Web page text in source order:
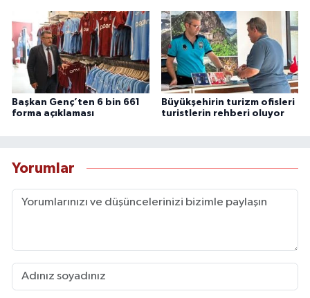
Başkan Genç’ten 6 bin 661
forma açıklaması
Büyükşehirin turizm ofisleri
turistlerin rehberi oluyor
Yorumlar